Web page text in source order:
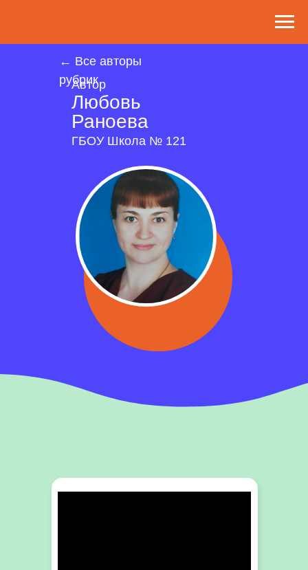
Любовь
Раноева
← Все авторы
рубрик
Автор
ГБОУ Школа № 121